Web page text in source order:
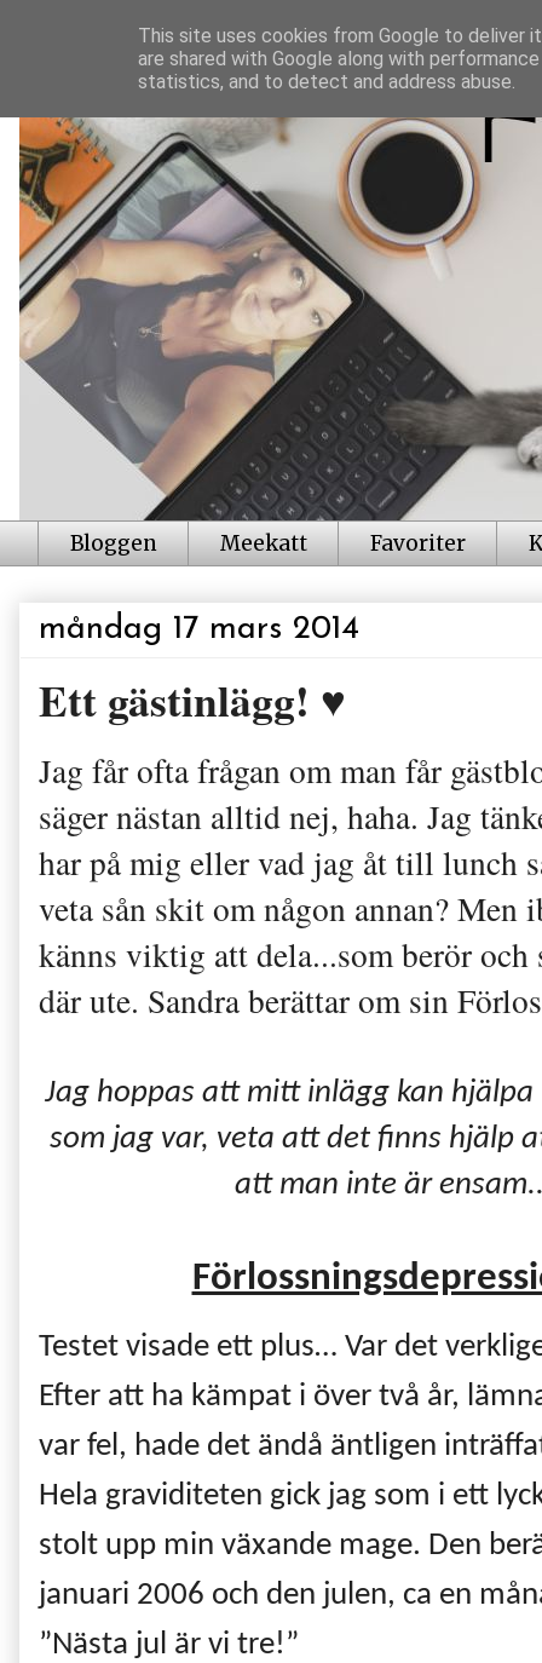
Bloggen Meekatt Favoriter
måndag 17 mars 2014
Ett gästinlägg! ♥
Jag får ofta frågan om man får
säger nästan alltid nej, haha. Jag
har på mig eller vad jag åt till lunch
veta sån skit om någon annan?
känns viktig att dela...som berör
där ute. Sandra berättar om sin
Jag hoppas att mitt inlägg kan
som jag var, veta att det finns hjälp
att man inte är
Testet visade ett plus… Var det
Efter att ha kämpat i över två år,
var fel, hade det ändå äntligen
Hela graviditeten gick jag som i ett
stolt upp min växande mage. Den
januari 2006 och den julen, ca en
”Nästa jul är vi tre!”
This site uses cookies from Google to deliver
are shared with Google along with
statistics, and to detect and address abuse.